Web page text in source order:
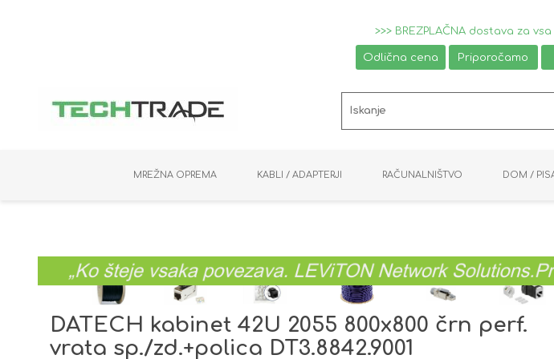
>>> BREZPLAČNA dostava za
Odlična cena Priporočamo
MREŽNA OPREMA KABLI / ADAPTERJI
KABLI
RAČUNALNIŠTVO DOM /
DATECH kabinet 42U 2055 800x800 črn perf.
vrata sp./zd.+polica DT3.8842.9001